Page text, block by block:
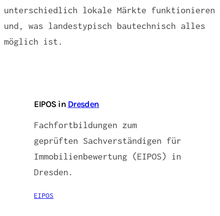
unterschiedlich lokale Märkte funktionieren
und, was landestypisch bautechnisch alles
möglich ist.
EIPOS in Dresden
Fachfortbildungen zum
geprüften Sachverständigen für
Immobilienbewertung (EIPOS) in
Dresden.
EIPOS